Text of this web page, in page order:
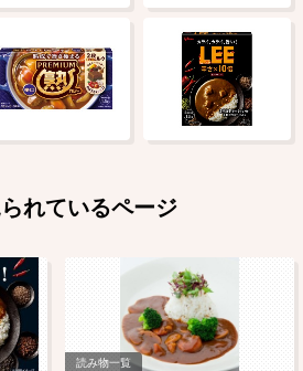
れているページ
読み物一覧